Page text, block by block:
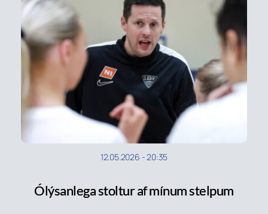
12.05.2026 -20:35
Ólýsanlega stoltur af mínum stelpum